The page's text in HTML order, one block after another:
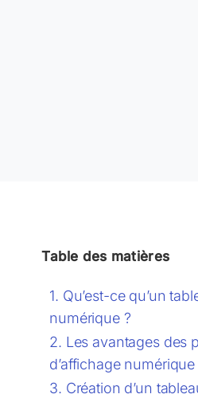
Table des matières
Qu’est-ce qu’un
numérique ?
Les avantages des
d’affichage numérique
Création d’un